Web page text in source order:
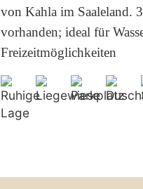
von Kahla im Saaleland.
vorhanden; ideal für
Freizeitmöglichkeiten